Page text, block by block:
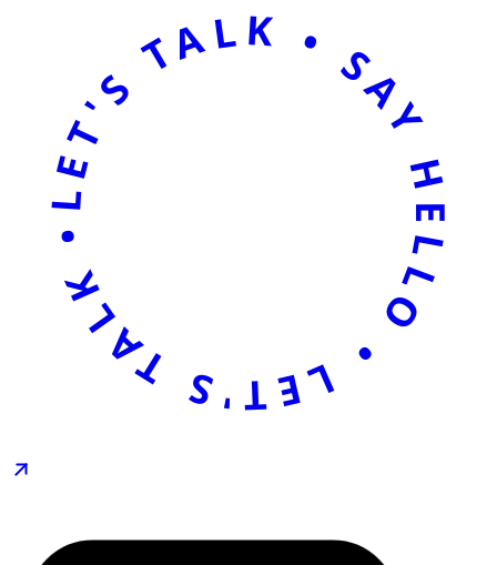
LET'S TALK • SAY HELLO • LET'S TALK • SAY HELLO •